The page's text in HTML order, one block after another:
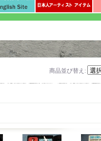
商品並び替え :